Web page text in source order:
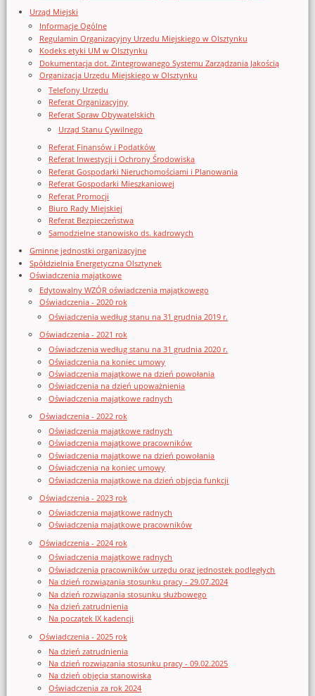
Urząd Miejski
Informacje Ogólne
Regulamin Organizacyjny Urzedu Miejskiego w Olsztynku
Kodeks etyki UM w Olsztynku
Dokumentacja dot. Zintegrowanego Systemu Zarządzania Jakością
Organizacja Urzędu Miejskiego w Olsztynku
Telefony Urzędu
Referat Organizacyjny
Referat Spraw Obywatelskich
Urząd Stanu Cywilnego
Referat Finansów i Podatków
Referat Inwestycji i Ochrony Środowiska
Referat Gospodarki Nieruchomościami i Planowania
Referat Gospodarki Mieszkaniowej
Referat Promocji
Biuro Rady Miejskiej
Referat Bezpieczeństwa
Samodzielne stanowisko ds. kadrowych
Gminne jednostki organizacyjne
Spółdzielnia Energetyczna Olsztynek
Oświadczenia majątkowe
Edytowalny WZÓR oświadczenia majątkowego
Oświadczenia - 2020 rok
Oświadczenia według stanu na 31 grudnia 2019 r.
Oświadczenia - 2021 rok
Oświadczenia według stanu na 31 grudnia 2020 r.
Oświadczenia na koniec umowy
Oświadczenia majątkowe na dzień powołania
Oświadczenia na dzień upoważnienia
Oświadczenia majątkowe radnych
Oświadczenia - 2022 rok
Oświadczenia majątkowe radnych
Oświadczenia majątkowe pracowników
Oświadczenia majątkowe na dzień powołania
Oświadczenia na koniec umowy
Oświadczenia majątkowe na dzień objęcia funkcji
Oświadczenia - 2023 rok
Oświadczenia majątkowe radnych
Oświadczenia majątkowe pracowników
Oświadczenia - 2024 rok
Oświadczenia majątkowe radnych
Oświadczenia pracowników urzędu oraz jednostek podległych
Na dzień rozwiązania stosunku pracy - 29.07.2024
Na dzień rozwiązania stosunku służbowego
Na dzień zatrudnienia
Na początek IX kadencji
Oświadczenia - 2025 rok
Na dzień zatrudnienia
Na dzień rozwiązania stosunku pracy - 09.02.2025
Na dzień objęcia stanowiska
Oświadczenia za rok 2024